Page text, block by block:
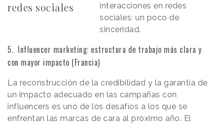
redes sociales
interacciones en redes
sociales: un poco de
sinceridad.
5. Influencer marketing: estructura de trabajo más clara y
con mayor impacto (Francia)
La reconstrucción de la credibilidad y la garantía de
un impacto adecuado en las campañas con
influencers es uno de los desafíos a los que se
enfrentan las marcas de cara al próximo año. El